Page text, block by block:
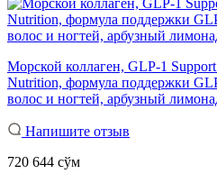
Морской коллаген, GLP-1
Nutrition, формула поддержки
волос и ногтей, арбузный
Напишите отзыв
720 644 сўм